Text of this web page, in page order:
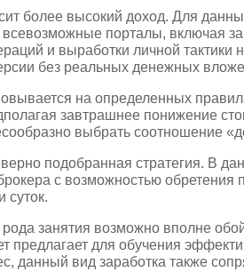
более высокий доход. Для
порталы, включая
и выработки личной тактики
без реальных денежных
на определенных
завтрашнее понижение
выбрать соотношение
подобранная стратегия. В
с возможностью
суток.
занятия возможно вполне
предлагает для обучения
данный вид заработка также